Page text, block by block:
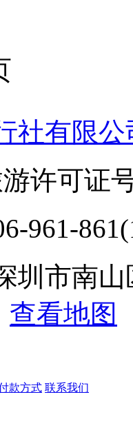
社有限
许可证
961-
圳市南
查看地图
款方式 联系我们